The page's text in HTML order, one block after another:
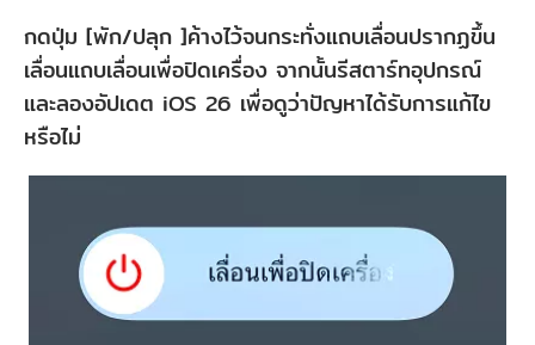
กดปุ่ม [พัก/ปลุก ]ค้างไว้จนกระทั่งแถบเลื่อนปรากฏขึ้น
เลื่อนแถบเลื่อนเพื่อปิดเครื่อง จากนั้นรีสตาร์ทอุปกรณ์
และลองอัปเดต iOS 26 เพื่อดูว่าปัญหาได้รับการแก้ไข
หรือไม่